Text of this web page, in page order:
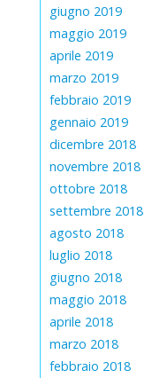
giugno 2019
maggio 2019
aprile 2019
marzo 2019
febbraio 2019
gennaio 2019
dicembre 2018
novembre 2018
ottobre 2018
settembre 2018
agosto 2018
luglio 2018
giugno 2018
maggio 2018
aprile 2018
marzo 2018
febbraio 2018